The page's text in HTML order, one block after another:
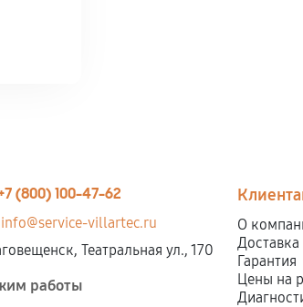
(800) 100-47-62
info@service-villartec.ru
Театральная ул., 170
работы
О
Доставка
Гарантия
Цены на